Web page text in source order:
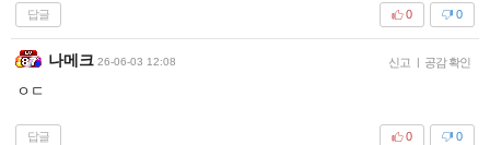
답글 0
0
나메크 26-06-03 12:08 신고 | 공감 확인
ㅇㄷ
답글 0
0